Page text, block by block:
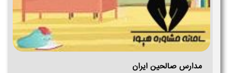
مدارس صالحین ایران